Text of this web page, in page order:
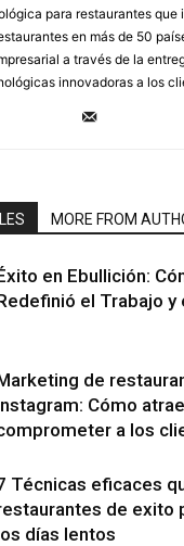
para restaurantes que
en más de 50
a través de la
innovadoras a los
MORE FROM
en Ebullición:
el Trabajo y
de
Cómo
a los
Técnicas eficaces
de exito
días lentos